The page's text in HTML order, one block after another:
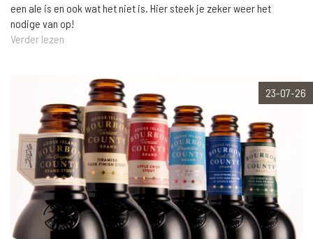
een ale is en ook wat het niet is. Hier steek je zeker weer het
nodige van op!
Verder lezen
23-07-26